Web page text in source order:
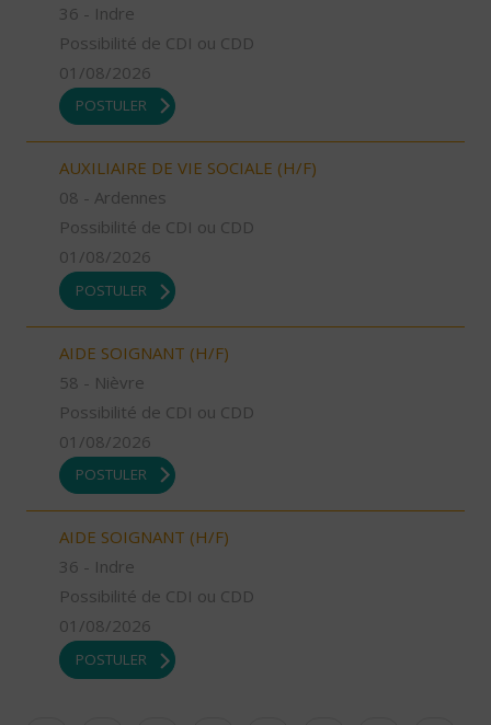
36 - Indre
Possibilité de CDI ou CDD
01/08/2026
POSTULER
AUXILIAIRE DE VIE SOCIALE (H/F)
08 - Ardennes
Possibilité de CDI ou CDD
01/08/2026
POSTULER
AIDE SOIGNANT (H/F)
58 - Nièvre
Possibilité de CDI ou CDD
01/08/2026
POSTULER
AIDE SOIGNANT (H/F)
36 - Indre
Possibilité de CDI ou CDD
01/08/2026
POSTULER